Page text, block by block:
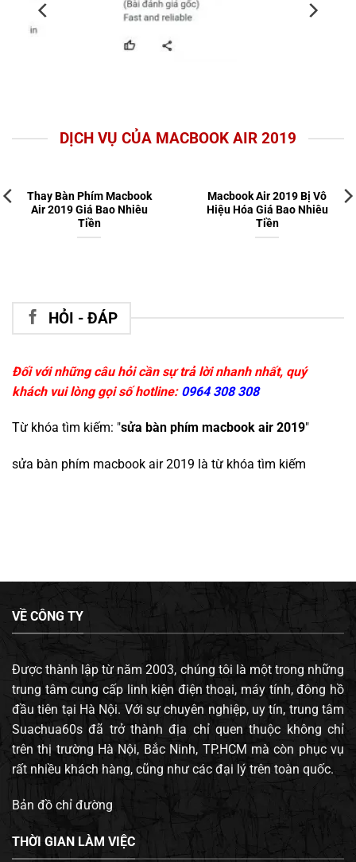
DỊCH VỤ CỦA MACBOOK AIR 2019
Thay Bàn Phím Macbook
Air 2019 Giá Bao Nhiêu
Tiền
Macbook Air 2019 Bị Vô
Hiệu Hóa Giá Bao Nhiêu
Tiền
HỎI - ĐÁP
Đối với những câu hỏi cần sự trả lời nhanh nhất, quý
khách vui lòng gọi số hotline: 0964 308 308
Từ khóa tìm kiếm: "sửa bàn phím macbook air 2019"
sửa bàn phím macbook air 2019 là từ khóa tìm kiếm
VỀ CÔNG TY
Được thành lập từ năm 2003, chúng tôi là một trong những
trung tâm cung cấp linh kiện điện thoại, máy tính, đông hồ
đầu tiên tại Hà Nội. Với sự chuyên nghiệp, uy tín, trung tâm
Suachua60s đã trở thành địa chỉ quen thuộc không chỉ
trên thị trường Hà Nội, Bắc Ninh, TP.HCM mà còn phục vụ
rất nhiều khách hàng, cũng như các đại lý trên toàn quốc.
Bản đồ chỉ đường
THỜI GIAN LÀM VIỆC